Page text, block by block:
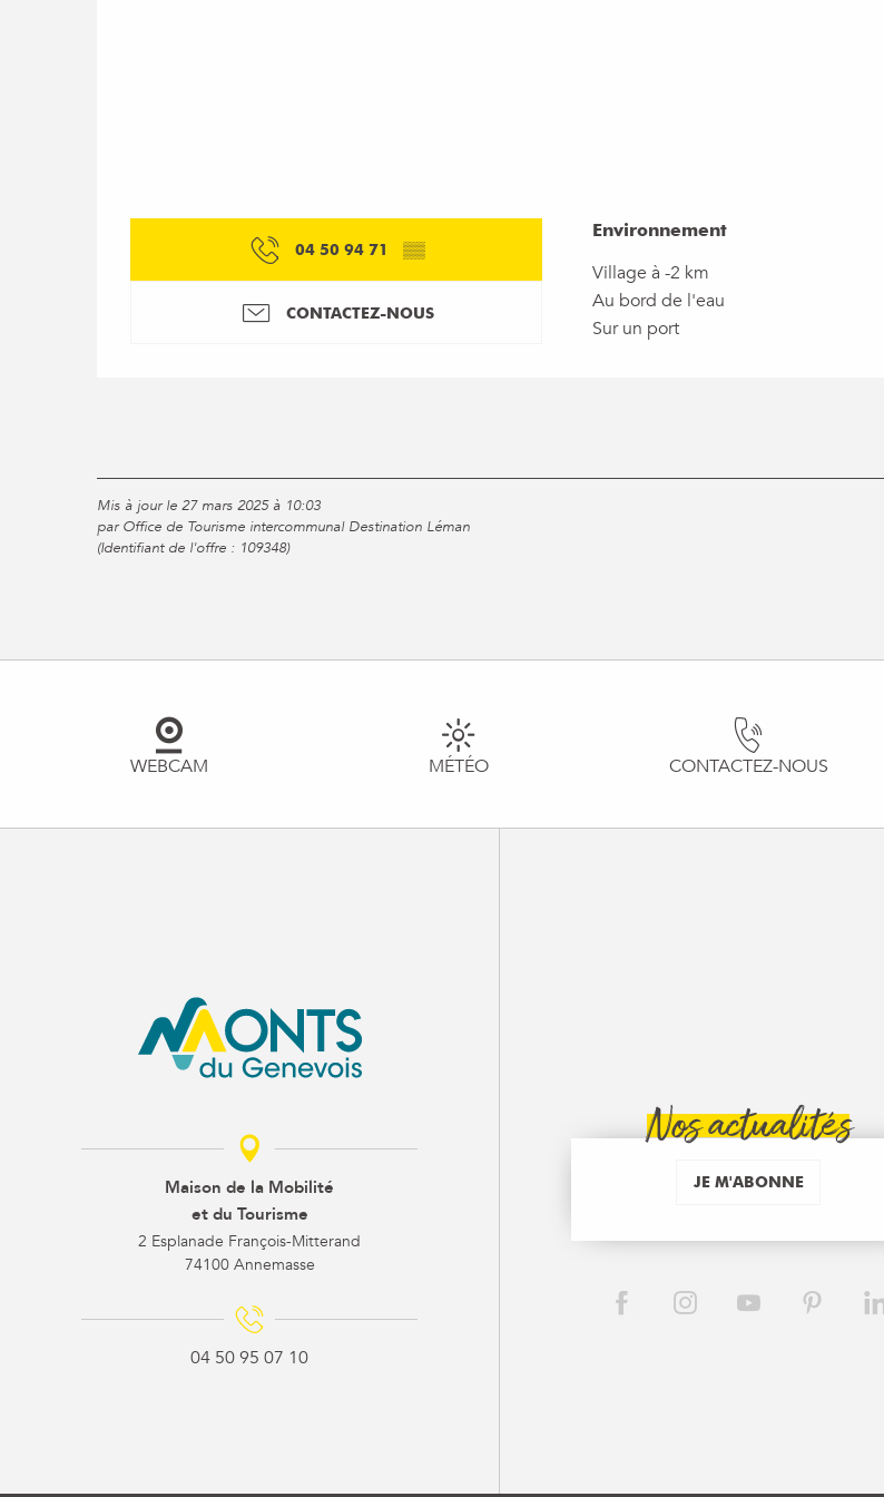
04 50 94 71 ▒▒
CONTACTEZ-NOUS
Environnement
Environnement
Village à -2 km
Au bord de l'eau
Sur un port
Mis à jour le 27 mars 2025 à 10:03
par Office de Tourisme intercommunal Destination Léman
(Identifiant de l'offre : 109348)
WEBCAM MÉTÉO CONTACTEZ-NOUS
Maison de la Mobilité
et du Tourisme
2 Esplanade François-Mitterand
74100 Annemasse
04 50 95 07 10
Nos actualités
JE M'ABONNE